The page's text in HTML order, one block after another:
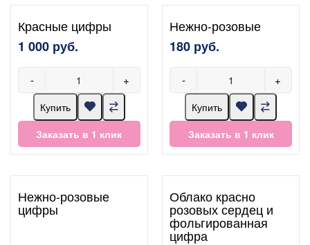
Красные цифры
1 000 руб.
- +
Купить
Заказать в 1 клик
Нежно-розовые
180 руб.
- +
Купить
Заказать в 1 клик
Нежно-розовые
цифры
Облако красно
розовых сердец и
фольгированная
цифра